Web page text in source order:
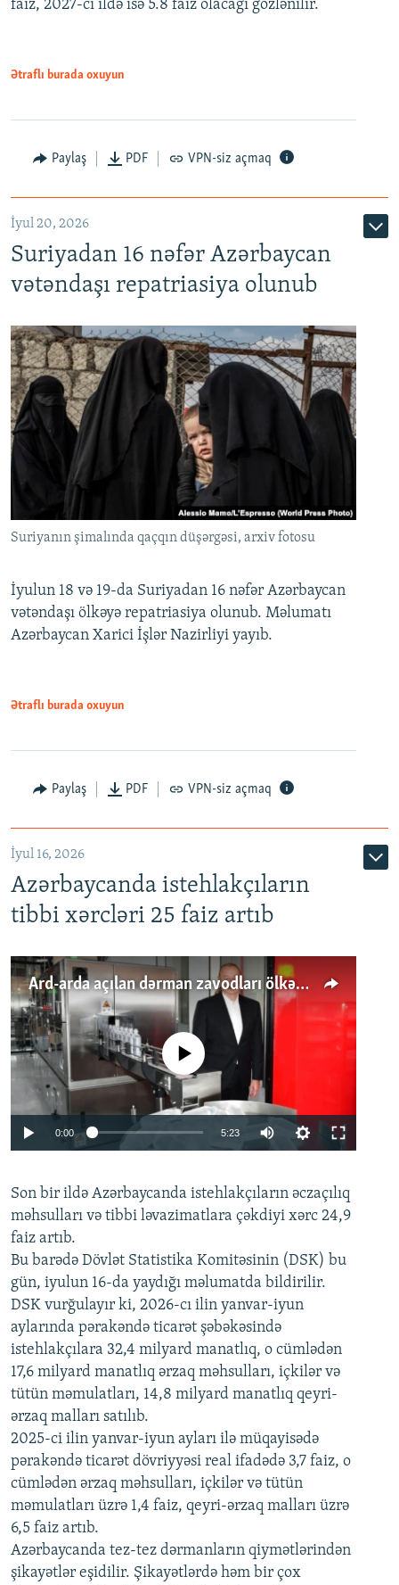
Auto
480p
faiz, 2027-ci ildə isə 5.8 faiz olacağı gözlənilir.
Ətraflı burada oxuyun
Paylaş PDF VPN-siz açmaq
İyul 20, 2026
Suriyadan 16 nəfər Azərbaycan
vətəndaşı repatriasiya olunub
Suriyanın şimalında qaçqın düşərgəsi, arxiv fotosu
İyulun 18 və 19-da Suriyadan 16 nəfər Azərbaycan
vətəndaşı ölkəyə repatriasiya olunub. Məlumatı
Azərbaycan Xarici İşlər Nazirliyi yayıb.
Ətraflı burada oxuyun
Paylaş PDF VPN-siz açmaq
İyul 16, 2026
Azərbaycanda istehlakçıların
tibbi xərcləri 25 faiz artıb
Ard-arda açılan dərman zavodları ölkənin tələbatını ödəyirmi?
Auto 240p 360p 480p
720p 1080p
No media source currently available
0:00 5:23
360p
480p
720p
1080p
Son bir ildə Azərbaycanda istehlakçıların əczaçılıq
məhsulları və tibbi ləvazimatlara çəkdiyi xərc 24,9
faiz artıb.
Bu barədə Dövlət Statistika Komitəsinin (DSK) bu
gün, iyulun 16-da yaydığı məlumatda bildirilir.
DSK vurğulayır ki, 2026-cı ilin yanvar-iyun
aylarında pərakəndə ticarət şəbəkəsində
istehlakçılara 32,4 milyard manatlıq, o cümlədən
17,6 milyard manatlıq ərzaq məhsulları, içkilər və
tütün məmulatları, 14,8 milyard manatlıq qeyri-
ərzaq malları satılıb.
2025-ci ilin yanvar-iyun ayları ilə müqayisədə
pərakəndə ticarət dövriyyəsi real ifadədə 3,7 faiz, o
cümlədən ərzaq məhsulları, içkilər və tütün
məmulatları üzrə 1,4 faiz, qeyri-ərzaq malları üzrə
6,5 faiz artıb.
Azərbaycanda tez-tez dərmanların qiymətlərindən
şikayətlər eşidilir. Şikayətlərdə həm bir çox